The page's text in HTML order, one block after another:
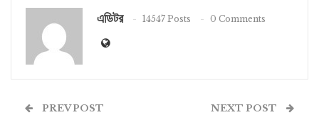
এডিটর 14547 Posts 0 Comments
PREV POST NEXT POST